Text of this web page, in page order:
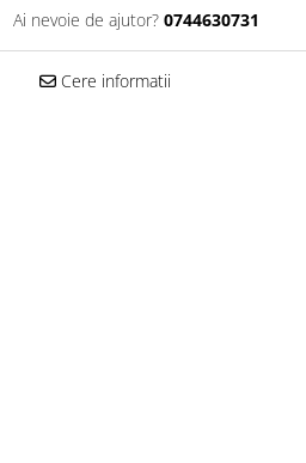
Ai nevoie de ajutor? 0744630731
Cere informatii